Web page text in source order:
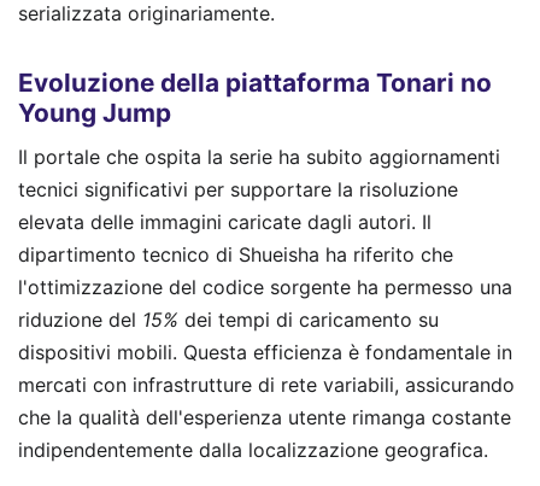
serializzata originariamente.
Evoluzione della piattaforma Tonari no
Young Jump
Il portale che ospita la serie ha subito aggiornamenti
tecnici significativi per supportare la risoluzione
elevata delle immagini caricate dagli autori. Il
dipartimento tecnico di Shueisha ha riferito che
l'ottimizzazione del codice sorgente ha permesso una
riduzione del 15% dei tempi di caricamento su
dispositivi mobili. Questa efficienza è fondamentale in
mercati con infrastrutture di rete variabili, assicurando
che la qualità dell'esperienza utente rimanga costante
indipendentemente dalla localizzazione geografica.